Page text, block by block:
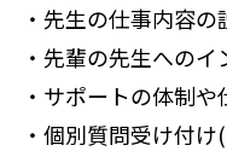
・先生の仕事内容の
・先輩の先生への
・サポートの体制
・個別質問受け付